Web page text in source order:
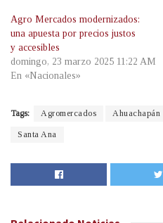
Agro Mercados modernizados:
una apuesta por precios justos
y accesibles
domingo, 23 marzo 2025 11:22 AM
En «Nacionales»
Tags: Agromercados Ahuachapán
Santa Ana